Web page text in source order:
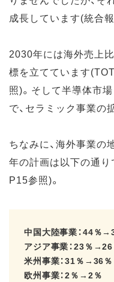
成長しています(統合
2030年には海外売上
標を立てています
照)。そして半導体市
で、セラミック事業の
ちなみに、海外事業
年の計画は以下の通
P15参照)。
中国大陸事業：44％
アジア事業：23％→26
米州事業：31％→36％
欧州事業：2％→2％